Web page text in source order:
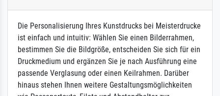
Die Personalisierung Ihres Kunstdrucks bei Meisterdrucke
ist einfach und intuitiv: Wählen Sie einen Bilderrahmen,
bestimmen Sie die Bildgröße, entscheiden Sie sich für ein
Druckmedium und ergänzen Sie je nach Ausführung eine
passende Verglasung oder einen Keilrahmen. Darüber
hinaus stehen Ihnen weitere Gestaltungsmöglichkeiten